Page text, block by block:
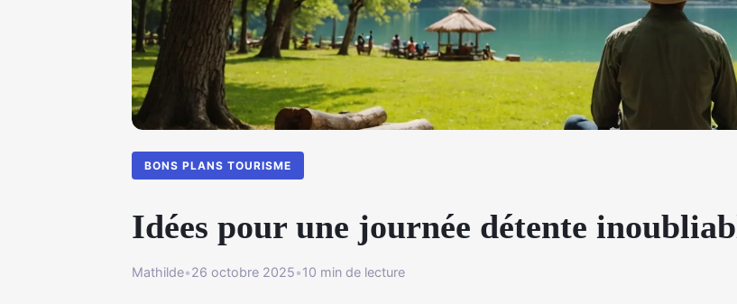
BONS PLANS TOURISME
Idées pour une journée détente
Mathilde•26 octobre 2025•10 min de lecture